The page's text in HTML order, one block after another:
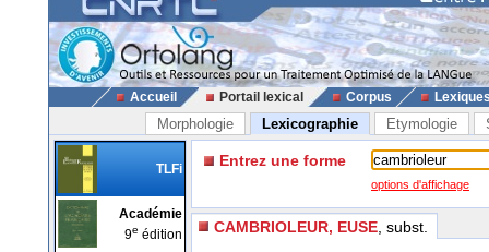
Accueil Portail lexical Corpus
Morphologie Lexicographie Etymologie
TLFi
Académie
9e édition
Entrez une forme
options d'affichage
CAMBRIOLEUR, EUSE , subst.